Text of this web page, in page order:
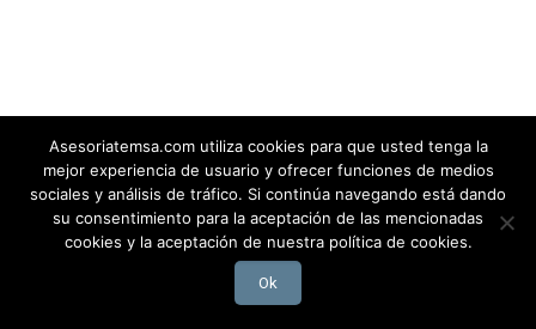
Asesoriatemsa.com utiliza cookies para que usted tenga la
mejor experiencia de usuario y ofrecer funciones de medios
sociales y análisis de tráfico. Si continúa navegando está dando
su consentimiento para la aceptación de las mencionadas
cookies y la aceptación de nuestra política de cookies.
Ok